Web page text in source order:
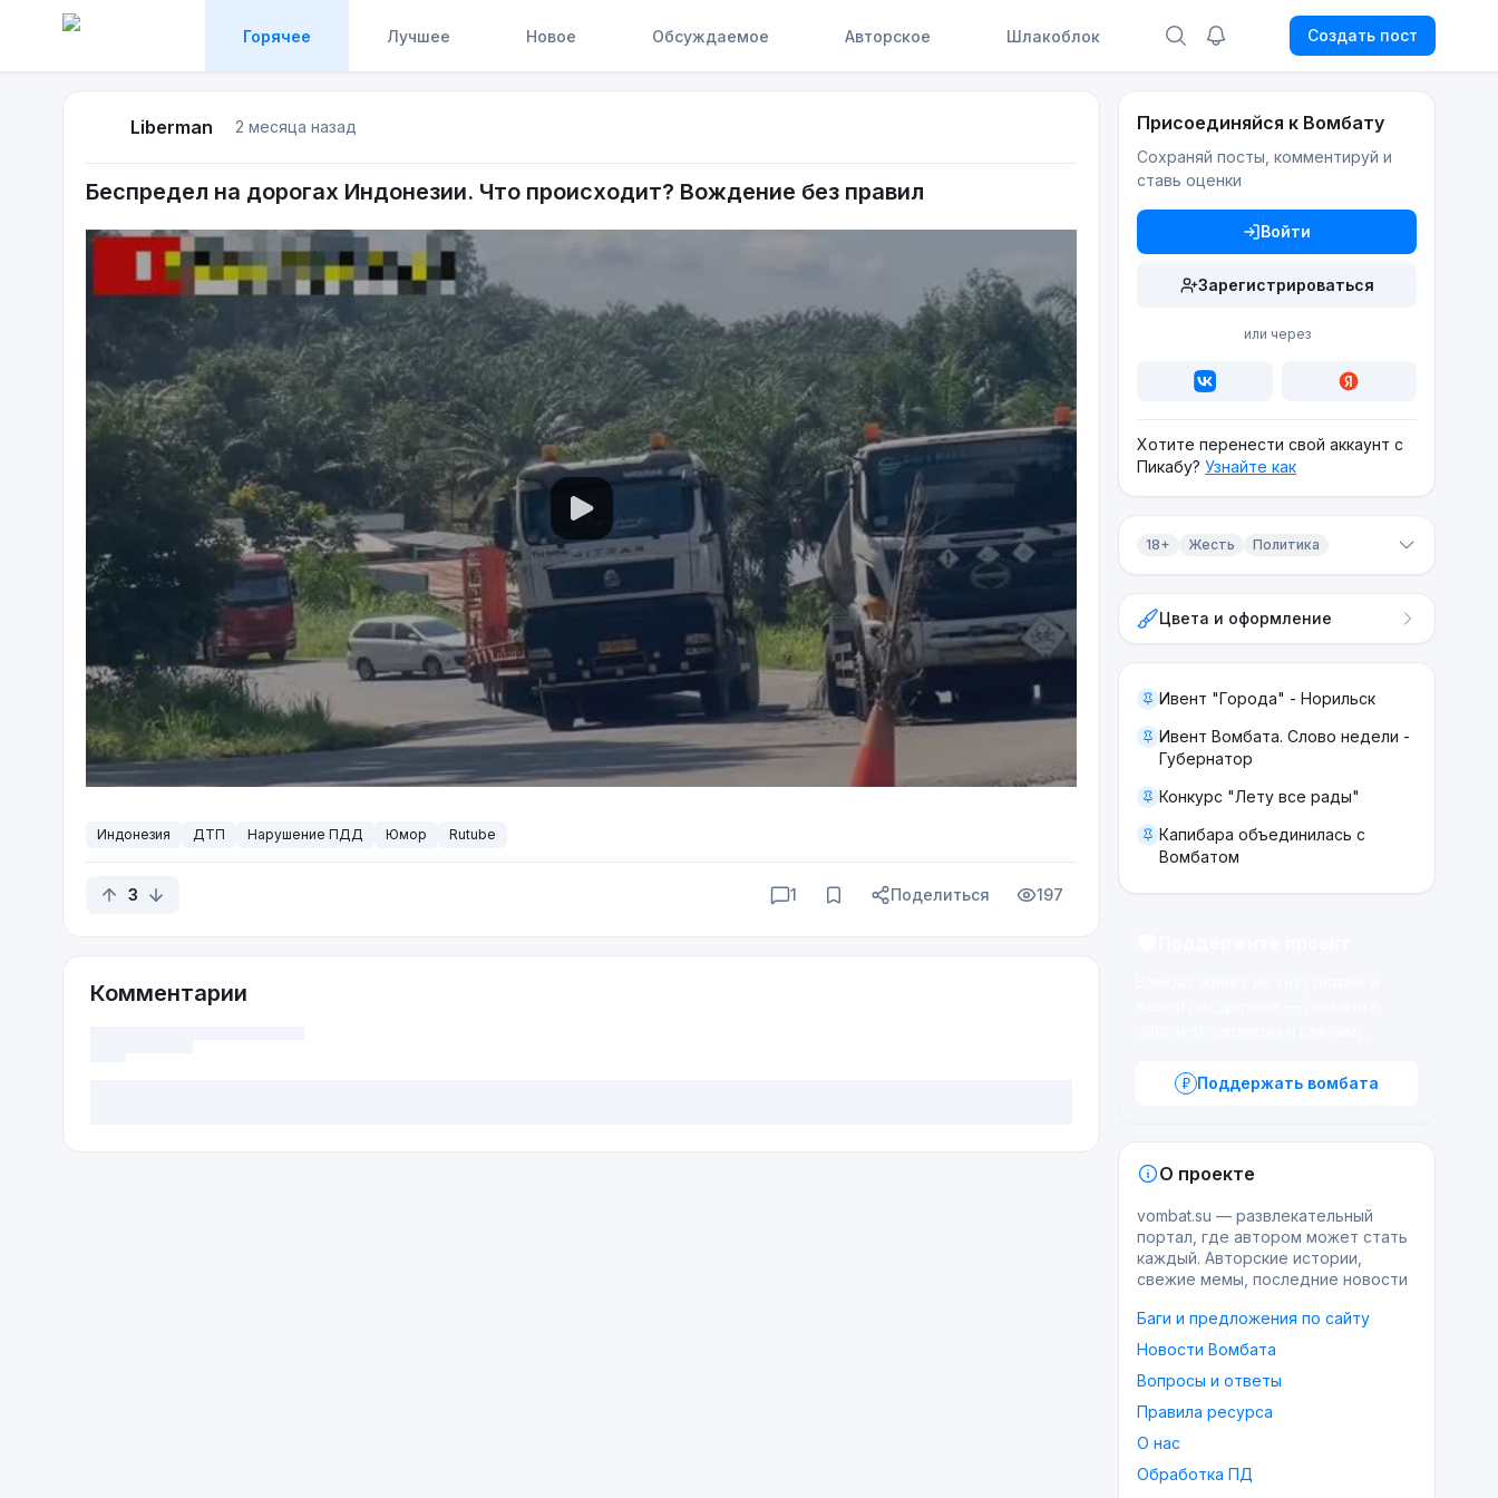
Горячее Лучшее Новое Обсуждаемое Авторское Шлакоблок Создать пост
Liberman 2 месяца назад
Беспредел на дорогах Индонезии. Что происходит? Вождение без правил
Индонезия ДТП Нарушение ПДД Юмор Rutube
3 1 Поделиться 197
Комментарии
Присоединяйся к Вомбату
Сохраняй посты, комментируй и
ставь оценки
Войти
Зарегистрироваться
или через
Хотите перенести свой аккаунт с
Пикабу? Узнайте как
18+ Жесть Политика
ЖестьЦвета и оформление
Ивент "Города" - Норильск
Ивент Вомбата. Слово недели -
Губернатор
Конкурс "Лету все рады"
Капибара объединилась с
Вомбатом
Поддержать вомбата
О проекте
vombat.su — развлекательный
портал, где автором может стать
каждый. Авторские истории,
свежие мемы, последние новости
Баги и предложения по сайту
Новости Вомбата
Вопросы и ответы
Правила ресурса
О нас
Обработка ПД